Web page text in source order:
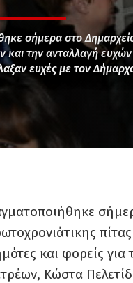
σήμερα στο
την ανταλλαγή
ευχές με τον
και φορείς για
Κώστα